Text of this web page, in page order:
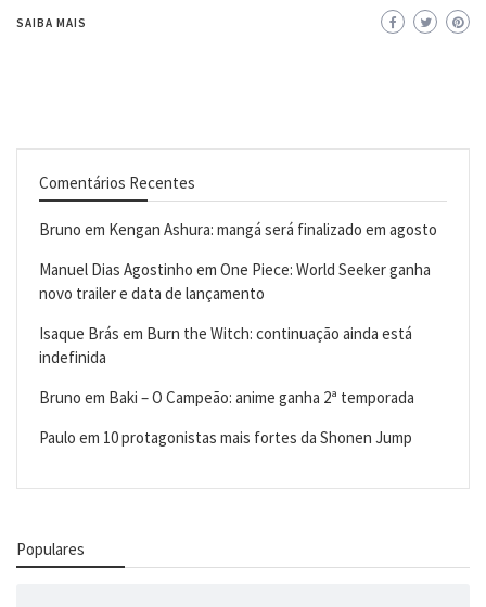
SAIBA MAIS
Comentários Recentes
Bruno em Kengan Ashura: mangá será finalizado em agosto
Manuel Dias Agostinho em One Piece: World Seeker ganha
novo trailer e data de lançamento
Isaque Brás em Burn the Witch: continuação ainda está
indefinida
Bruno em Baki – O Campeão: anime ganha 2ª temporada
Paulo em 10 protagonistas mais fortes da Shonen Jump
Populares